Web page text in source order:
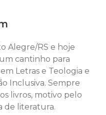
Alegre/RS e hoje
cantinho para
Letras e Teologia e
Inclusiva. Sempre
livros, motivo pelo
de literatura.